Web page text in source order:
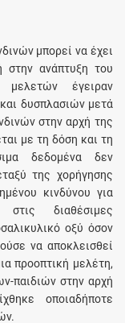
μπορεί να έχει
στην ανάπτυξη του
μελετών έγειραν
δυσπλασιών μετά
στην αρχή της
με τη δόση και τη
δεδομένα δεν
της χορήγησης
κινδύνου για
διαθέσιμες
οξύ όσον
να αποκλεισθεί
προοπτική μελέτη,
παιδιών στην αρχή
οποιαδήποτε